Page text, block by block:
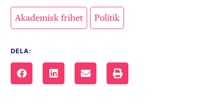
Akademisk frihet Politik
DELA: